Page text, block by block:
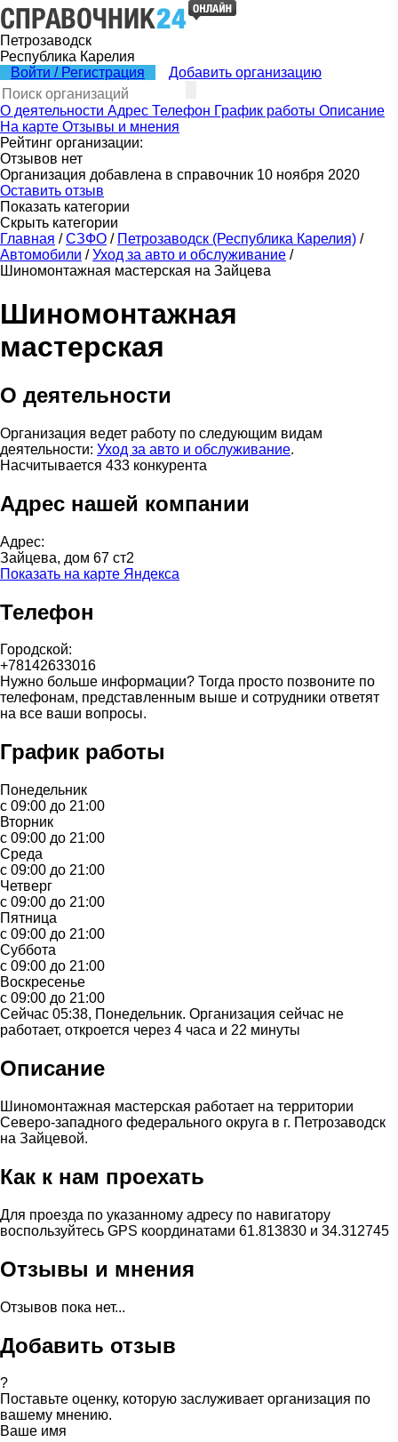
Петрозаводск
Республика Карелия
Войти / Регистрация
Добавить организацию
О деятельности Адрес Телефон График работы Описание
На карте Отзывы и мнения
Рейтинг организации:
Отзывов нет
Организация добавлена в справочник 10 ноября 2020
Оставить отзыв
Показать категории
Скрыть категории
Главная / СЗФО / Петрозаводск (Республика Карелия) /
Автомобили / Уход за авто и обслуживание /
Шиномонтажная мастерская на Зайцева
Шиномонтажная
мастерская
О деятельности
Организация ведет работу по следующим видам
деятельности: Уход за авто и обслуживание.
Насчитывается 433 конкурента
Адрес нашей компании
Адрес:
Зайцева, дом 67 ст2
Показать на карте Яндекса
Телефон
Городской:
+78142633016
Нужно больше информации? Тогда просто позвоните по
телефонам, представленным выше и сотрудники ответят
на все ваши вопросы.
График работы
Понедельник
с 09:00 до 21:00
Вторник
с 09:00 до 21:00
Среда
с 09:00 до 21:00
Четверг
с 09:00 до 21:00
Пятница
с 09:00 до 21:00
Суббота
с 09:00 до 21:00
Воскресенье
с 09:00 до 21:00
Сейчас 05:38, Понедельник. Организация сейчас не
работает, откроется через 4 часа и 22 минуты
Описание
Шиномонтажная мастерская работает на территории
Северо-западного федерального округа в г. Петрозаводск
на Зайцевой.
Как к нам проехать
Для проезда по указанному адресу по навигатору
воспользуйтесь GPS координатами 61.813830 и 34.312745
Отзывы и мнения
Отзывов пока нет...
Добавить отзыв
?
Поставьте оценку, которую заслуживает организация по
вашему мнению.
Ваше имя